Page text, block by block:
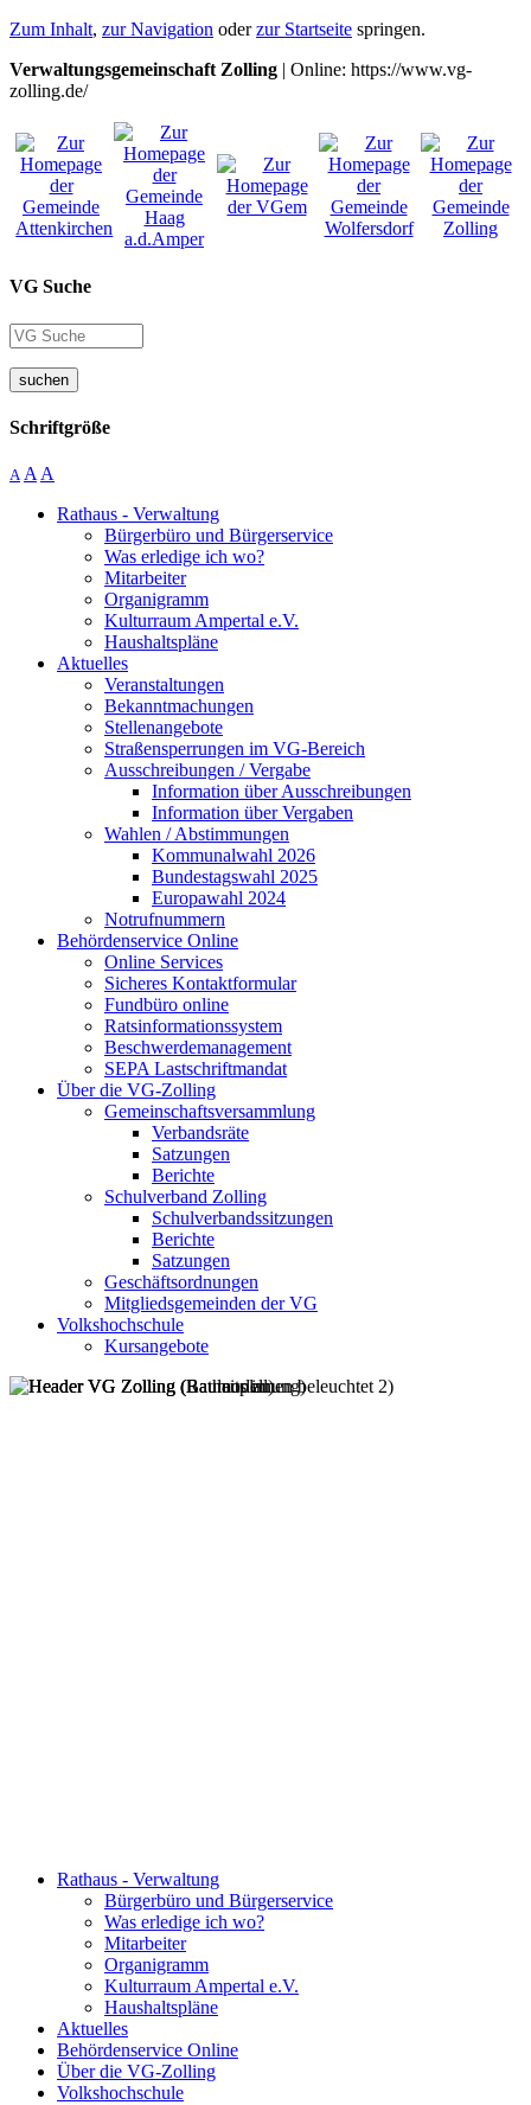
Zum Inhalt, zur Navigation oderzur Startseite springen.
Verwaltungsgemeinschaft Zolling | Online: https://www.vg-
zolling.de/
VG Suche
suchen
Schriftgröße
A A A
Rathaus - Verwaltung
Bürgerbüro und Bürgerservice
Was erledige ich wo?
Mitarbeiter
Organigramm
Kulturraum Ampertal e.V.
Haushaltspläne
Aktuelles
Veranstaltungen
Bekanntmachungen
Stellenangebote
Straßensperrungen im VG-Bereich
Ausschreibungen / Vergabe
Information über Ausschreibungen
Information über Vergaben
Wahlen / Abstimmungen
Kommunalwahl 2026
Bundestagswahl 2025
Europawahl 2024
Notrufnummern
Behördenservice Online
Online Services
Sicheres Kontaktformular
Fundbüro online
Ratsinformationssystem
Beschwerdemanagement
SEPA Lastschriftmandat
Über die VG-Zolling
Gemeinschaftsversammlung
Verbandsräte
Satzungen
Berichte
Schulverband Zolling
Schulverbandssitzungen
Berichte
Satzungen
Geschäftsordnungen
Mitgliedsgemeinden der VG
Volkshochschule
Kursangebote
Rathaus - Verwaltung
Bürgerbüro und Bürgerservice
Was erledige ich wo?
Mitarbeiter
Organigramm
Kulturraum Ampertal e.V.
Haushaltspläne
Aktuelles
Behördenservice Online
Über die VG-Zolling
Volkshochschule